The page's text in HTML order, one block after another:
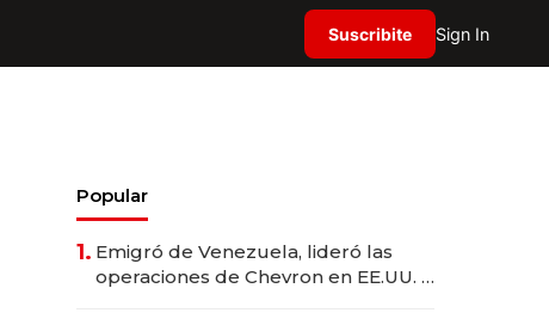
Suscribite Sign In
Popular
1. Emigró de Venezuela, lideró las
operaciones de Chevron en EE.UU. y